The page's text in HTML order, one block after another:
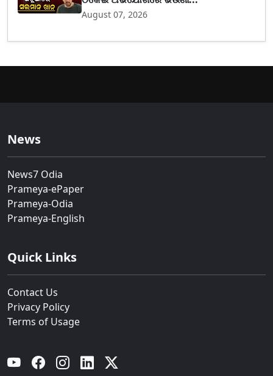
August 07, 2026
News
News7 Odia
Prameya-ePaper
Prameya-Odia
Prameya-English
Quick Links
Contact Us
Privacy Policy
Terms of Usage
YouTube Facebook Instagram Linkedin